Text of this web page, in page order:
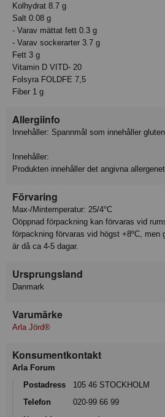
Kolhydrat 8.7 g
Salt 0.08 g
- Varav mättat fett 0.3 g
- Varav sockerarter 3.7 g
Fett 3 g
Vitamin D VITD- 20
Folsyra FOLDFE 7,5
Fiber 1 g
Allergiinfo
Innehåller: Spannmål som innehåller gluten
Innehåller:
Produkten innehåller det angivna allergenet.
Förvaring
Max-/Mintemperatur: 25/4°C
Oöppnad förpackning kan förvaras vid
förpackning förvaras vid högst +8ºC, men
är då ca 4-5 dagar.
Ursprungsland
Danmark
Varumärke
Arla Jörd®
Konsumentkontakt
Arla Forum
Postadress
105 46 STOCKHOLM
Telefon
020-99 66 99